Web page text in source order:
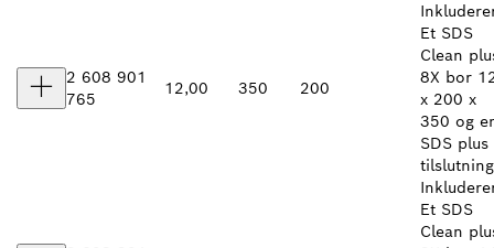
2 608 901
765
12,00 350 200
Et SDS
Clean
8X bor
x 200 x
350 og
SDS plus
tilslutning
Et SDS
Clean